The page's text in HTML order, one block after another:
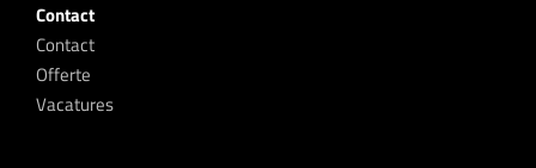
Contact
Contact
Offerte
Vacatures